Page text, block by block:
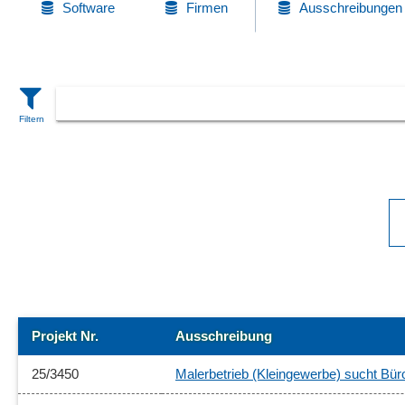
Software Firmen Ausschreibungen
Projekt Nr. Ausschreibung
25/3450 Malerbetrieb (Kleingewerbe) sucht